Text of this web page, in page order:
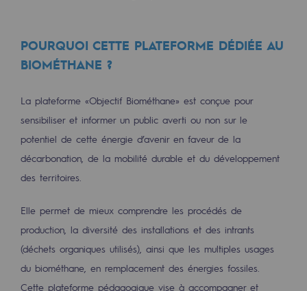
Limitation des émissions atmosphériques
Gestion de l'énergie
Gestion des impacts
Responsabilité sociale et territoriale
Responsabilité sociale et
Energiz Mouv
Energiz Mouv
Le programme social et territorial de
POURQUOI CETTE PLATEFORME DÉDIÉE AU
BIOMÉTHANE ?
La plateforme «Objectif Biométhane» est conçue pour
sensibiliser et informer un public averti ou non sur le
potentiel de cette énergie d’avenir en faveur de la
décarbonation, de la mobilité durable et du développement
des territoires.
Elle permet de mieux comprendre les procédés de
production, la diversité des installations et des intrants
(déchets organiques utilisés), ainsi que les multiples usages
du biométhane, en remplacement des énergies fossiles.
Cette plateforme pédagogique vise à accompagner et